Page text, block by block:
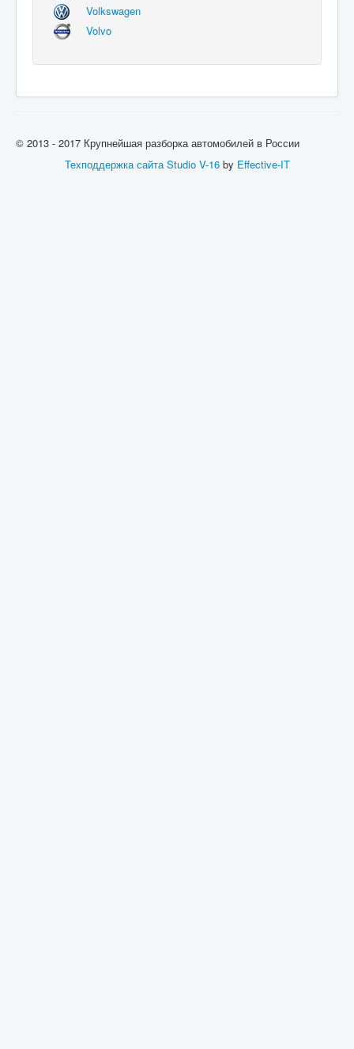
Volkswagen
Volvo
© 2013 - 2017 Крупнейшая разборка автомобилей в России
Техподдержка сайта Studio V-16by Effective-IT